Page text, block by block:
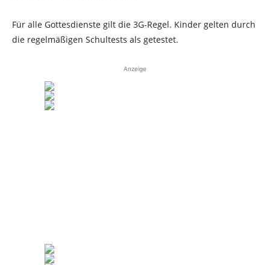
Für alle Gottesdienste gilt die 3G-Regel. Kinder gelten durch
die regelmäßigen Schultests als getestet.
Anzeige